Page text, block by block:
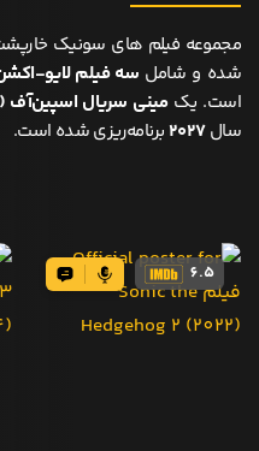
مجموعه فیلم های سونیک
شده و شامل سه فیلم لایو-اکشن (۲۰۲۰-
است. یکمینی سریال اسپین‌آف (۲۰۲۴)
سال۲۰۲۷برنامه‌ریزی شده است.
6.5